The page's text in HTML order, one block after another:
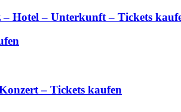
Hotel – Unterkunft – Tickets
– Tickets kaufen